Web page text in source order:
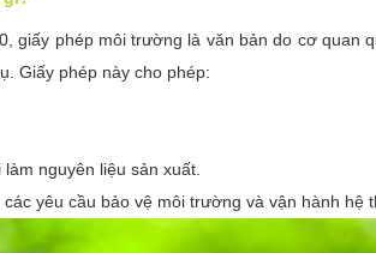
giấy phép môi trường là văn bản do cơ quan
Giấy phép này cho phép:
nguyên liệu sản xuất.
yêu cầu bảo vệ môi trường và vận hành hệ